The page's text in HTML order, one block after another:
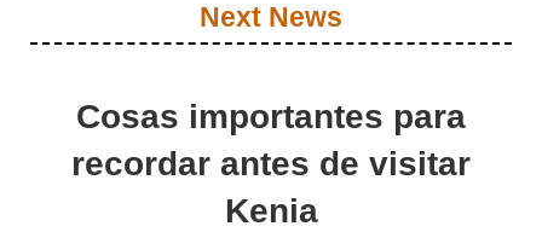
Next News
Cosas importantes para
recordar antes de visitar
Kenia